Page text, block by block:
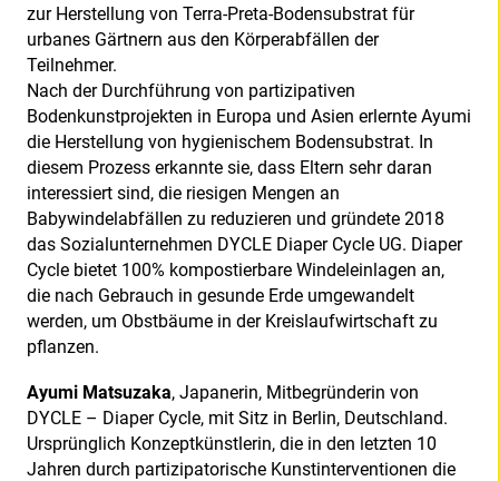
zur Herstellung von Terra-Preta-Bodensubstrat für
urbanes Gärtnern aus den Körperabfällen der
Teilnehmer.
Nach der Durchführung von partizipativen
Bodenkunstprojekten in Europa und Asien erlernte Ayumi
die Herstellung von hygienischem Bodensubstrat. In
diesem Prozess erkannte sie, dass Eltern sehr daran
interessiert sind, die riesigen Mengen an
Babywindelabfällen zu reduzieren und gründete 2018
das Sozialunternehmen DYCLE Diaper Cycle UG. Diaper
Cycle bietet 100% kompostierbare Windeleinlagen an,
die nach Gebrauch in gesunde Erde umgewandelt
werden, um Obstbäume in der Kreislaufwirtschaft zu
pflanzen.
Ayumi Matsuzaka, Japanerin, Mitbegründerin von
DYCLE – Diaper Cycle, mit Sitz in Berlin, Deutschland.
Ursprünglich Konzeptkünstlerin, die in den letzten 10
Jahren durch partizipatorische Kunstinterventionen die